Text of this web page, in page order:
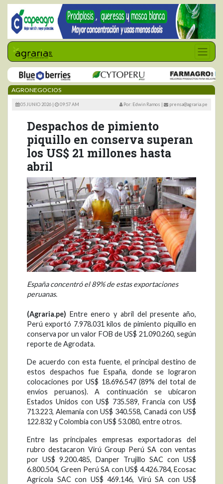
AGRONEGOCIOS
05 JUNIO 2026 | 09:57 AM Por: Edwin Ramos | prensa@agraria.pe
Despachos de pimiento
piquillo en conserva superan
los US$ 21 millones hasta
abril
España concentró el 89% de estas exportaciones
peruanas.
(Agraria.pe) Entre enero y abril del presente año,
Perú exportó 7.978.031 kilos de pimiento piquillo en
conserva por un valor FOB de US$ 21.090.260, según
reporte de Agrodata.
De acuerdo con esta fuente, el principal destino de
estos despachos fue España, donde se lograron
colocaciones por US$ 18.696.547 (89% del total de
envíos peruanos). A continuación se ubicaron
Estados Unidos con US$ 735.589, Francia con US$
713.223, Alemania con US$ 340.558, Canadá con US$
122.832 y Colombia con US$ 53.080, entre otros.
Entre las principales empresas exportadoras del
rubro destacaron Virú Group Perú SA con ventas
por US$ 9.200.485, Danper Trujillo SAC con US$
6.800.504, Green Perú SA con US$ 4.426.784, Ecosac
Agrícola SAC con US$ 469.146, Virú SA con US$